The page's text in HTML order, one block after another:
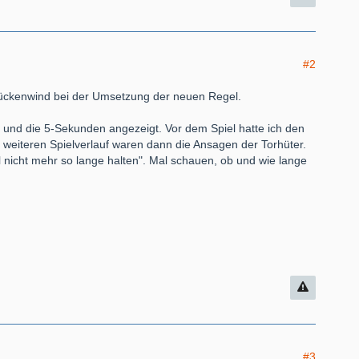
#2
bei der Umsetzung der neuen Regel.
die 5-Sekunden angezeigt. Vor dem Spiel hatte ich den
Spielverlauf waren dann die Ansagen der Torhüter.
mehr so lange halten". Mal schauen, ob und wie lange